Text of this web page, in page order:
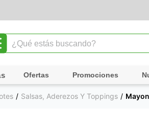
¿Qué estás buscando?
Ofertas Promociones
Salsas, Aderezos Y Toppings